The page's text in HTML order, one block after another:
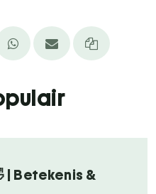
| Betekenis &